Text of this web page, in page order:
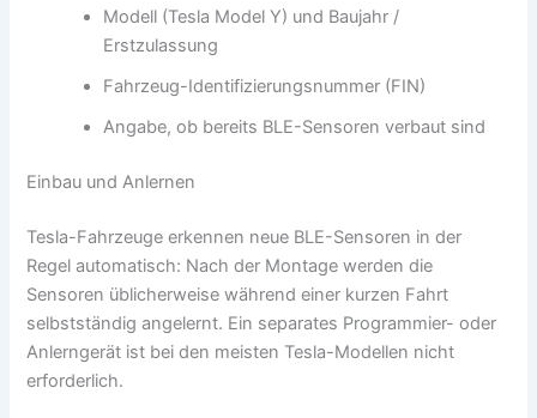
Modell (Tesla Model Y) und Baujahr /
Erstzulassung
Fahrzeug-Identifizierungsnummer (FIN)
Angabe, ob bereits BLE-Sensoren verbaut sind
Einbau und Anlernen
Tesla-Fahrzeuge erkennen neue BLE-Sensoren in der
Regel automatisch: Nach der Montage werden die
Sensoren üblicherweise während einer kurzen Fahrt
selbstständig angelernt. Ein separates Programmier- oder
Anlerngerät ist bei den meisten Tesla-Modellen nicht
erforderlich.